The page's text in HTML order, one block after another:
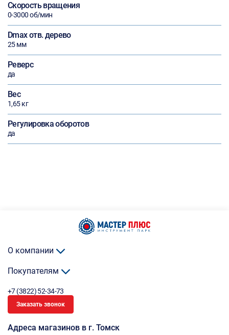
Скорость вращения
0-3000 об/мин
Dmax отв. дерево
25 мм
Реверс
да
Вес
1,65 кг
Регулировка оборотов
да
О компании
Покупателям
+7 (3822) 52-34-73
Заказать звонок
Адреса магазинов в г. Томск